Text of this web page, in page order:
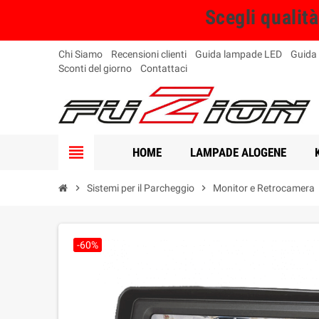
Scegli
Chi Siamo Recensioni clienti Guida lampade LED Guida
Sconti del giorno
Contattaci
view_headline HOME LAMPADE ALOGENE
chevron_right Sistemi per il Parcheggio chevron_right Monitor e Retrocamera
-60%